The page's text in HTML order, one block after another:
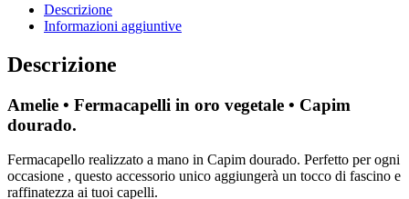
Descrizione
Informazioni aggiuntive
Descrizione
Amelie • Fermacapelli in oro vegetale • Capim
dourado.
Fermacapello realizzato a mano in Capim dourado. Perfetto per ogni
occasione , questo accessorio unico aggiungerà un tocco di fascino e
raffinatezza ai tuoi capelli.